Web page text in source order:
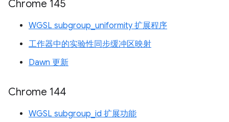
Chrome 145
WGSL subgroup_uniformity 扩展程序
工作器中的实验性同步缓冲区映射
Dawn 更新
Chrome 144
WGSL subgroup_id 扩展功能